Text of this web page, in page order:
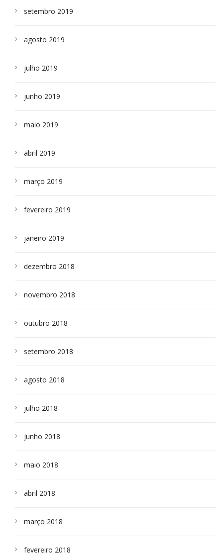
setembro 2019
agosto 2019
julho 2019
junho 2019
maio 2019
abril 2019
março 2019
fevereiro 2019
janeiro 2019
dezembro 2018
novembro 2018
outubro 2018
setembro 2018
agosto 2018
julho 2018
junho 2018
maio 2018
abril 2018
março 2018
fevereiro 2018